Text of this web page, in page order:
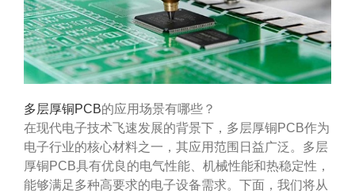
多层厚铜PCB的应用场景有哪些？
在现代电子技术飞速发展的背景下，多层厚铜PCB作为
电子行业的核心材料之一，其应用范围日益广泛。多层
厚铜PCB具有优良的电气性能、机械性能和热稳定性，
能够满足多种高要求的电子设备需求。下面，我们将从